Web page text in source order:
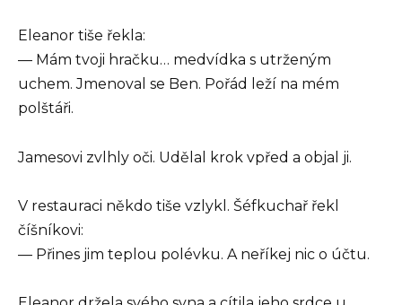
Eleanor tiše řekla:
— Mám tvoji hračku… medvídka s utrženým
uchem. Jmenoval se Ben. Pořád leží na mém
polštáři.
Jamesovi zvlhly oči. Udělal krok vpřed a objal ji.
V restauraci někdo tiše vzlykl. Šéfkuchař řekl
číšníkovi:
— Přines jim teplou polévku. A neříkej nic o účtu.